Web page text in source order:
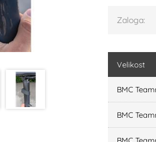
Zaloga:
Velikost
BMC
BMC